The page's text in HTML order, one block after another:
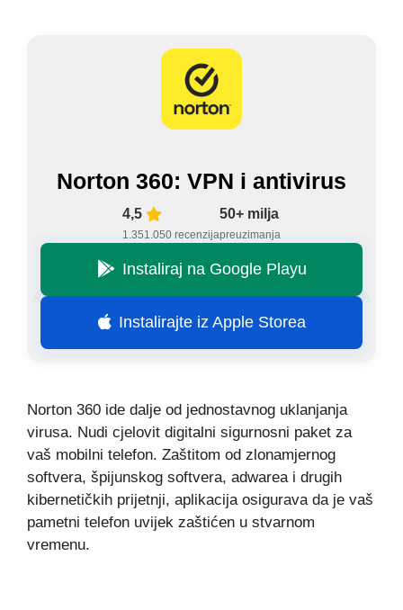
Norton 360: VPN i antivirus
4,5
1.351.050 recenzija
50+ milja
preuzimanja
Instaliraj na Google Playu
Instalirajte iz Apple Storea
Norton 360 ide dalje od jednostavnog uklanjanja
virusa. Nudi cjelovit digitalni sigurnosni paket za
vaš mobilni telefon. Zaštitom od zlonamjernog
softvera, špijunskog softvera, adwarea i drugih
kibernetičkih prijetnji, aplikacija osigurava da je vaš
pametni telefon uvijek zaštićen u stvarnom
vremenu.